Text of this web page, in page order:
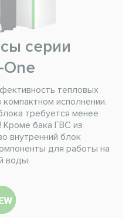
серии
тепловых
исполнении.
требуется менее
бака ГВС из
внутренний блок
для работы на
воды.